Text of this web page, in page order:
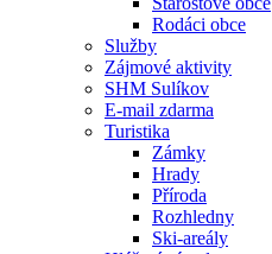
Rodáci obce
Služby
Zájmové aktivity
SHM Sulíkov
E-mail zdarma
Turistika
Zámky
Hrady
Příroda
Rozhledny
Ski-areály